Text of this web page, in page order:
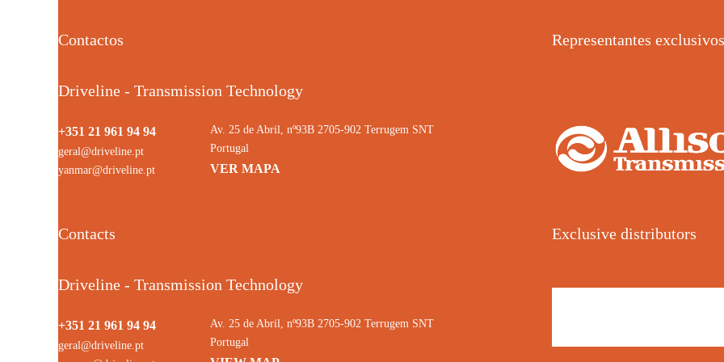
Contactos
Driveline - Transmission Technology
+351 21 961 94 94
geral@driveline.pt
yanmar@driveline.pt
Av. 25 de Abril, nº93B 2705-902 Terrugem SNT
Portugal
VER MAPA
Representantes exclusivos
Contacts
Driveline - Transmission Technology
+351 21 961 94 94
geral@driveline.pt
Av. 25 de Abril, nº93B 2705-902 Terrugem SNT
Portugal
Exclusive distributors